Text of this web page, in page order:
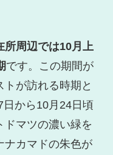
所周辺では10月上
です。この期間が
が訪れる時期と
から10月24日頃
ドマツの濃い緑を
ナカマドの朱色が